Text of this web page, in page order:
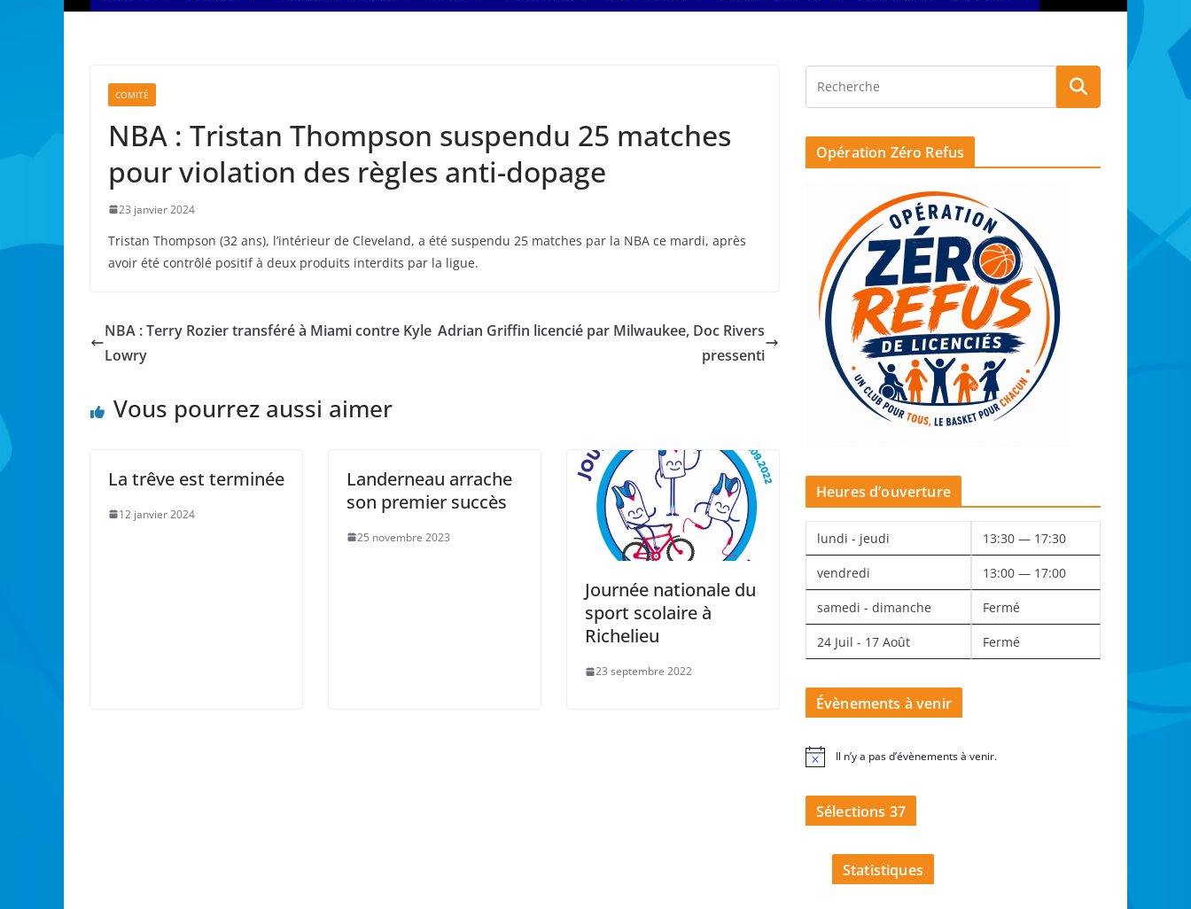
COMITÉ
NBA : Tristan Thompson suspendu 25 matches
pour violation des règles anti-dopage
23 janvier 2024
Tristan Thompson (32 ans), l’intérieur de Cleveland, a été suspendu 25 matches par la NBA ce mardi, après
avoir été contrôlé positif à deux produits interdits par la ligue.
NBA : Terry Rozier transféré à Miami contre Kyle
Lowry
Adrian Griffin licencié par Milwaukee, Doc Rivers
pressenti
Vous pourrez aussi aimer
La trêve est terminée
12 janvier 2024
Landerneau arrache
son premier succès
25 novembre 2023
Journée nationale du
sport scolaire à
Richelieu
23 septembre 2022
Opération Zéro Refus
Heures d’ouverture
lundi - jeudi 13:30 — 17:30
vendredi 13:00 — 17:00
samedi - dimanche Fermé
24 Juil - 17 Août Fermé
Évènements à venir
N
Il n’y a pas d’évènements à venir.
Sélections 37
Statistiques